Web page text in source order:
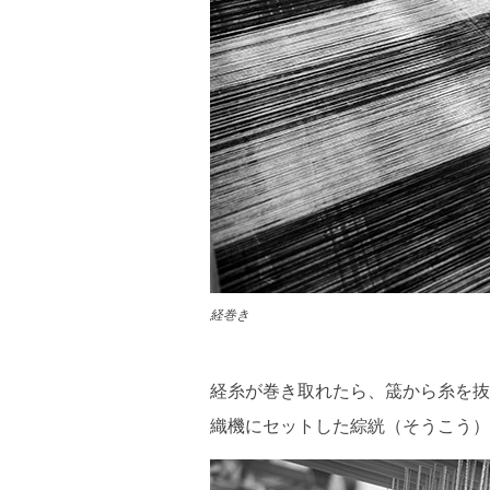
経巻き
経糸が巻き取れたら、筬から糸を
織機にセットした綜絖（そうこう